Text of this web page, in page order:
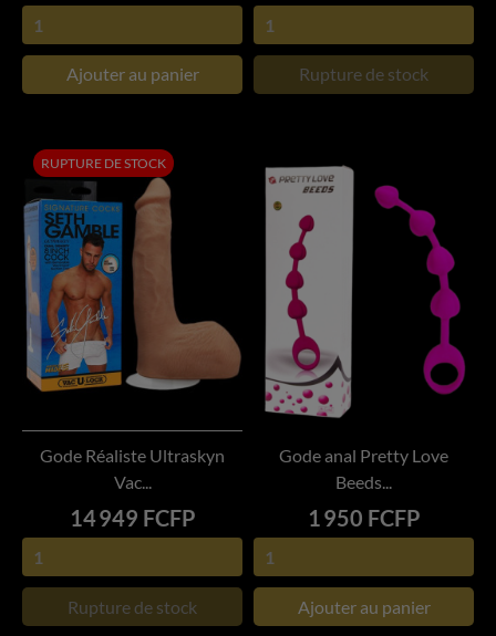
Ajouter au panier Rupture de stock
Gode Réaliste Ultraskyn
Vac...
Prix
14 949 FCFP
Rupture de stock
RUPTURE DE STOCK
Gode anal Pretty Love
Beeds...
Prix
1 950 FCFP
Ajouter au panier